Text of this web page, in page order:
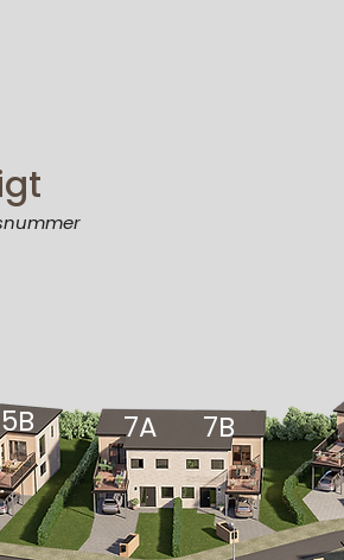
5B 7B
7A